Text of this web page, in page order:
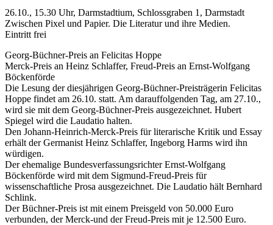
26.10., 15.30 Uhr, Darmstadtium, Schlossgraben 1, Darmstadt
Zwischen Pixel und Papier. Die Literatur und ihre Medien.
Eintritt frei
Georg-Büchner-Preis an Felicitas Hoppe
Merck-Preis an Heinz Schlaffer, Freud-Preis an Ernst-Wolfgang
Böckenförde
Die Lesung der diesjährigen Georg-Büchner-Preisträgerin Felicitas
Hoppe findet am 26.10. statt. Am darauffolgenden Tag, am 27.10.,
wird sie mit dem Georg-Büchner-Preis ausgezeichnet. Hubert
Spiegel wird die Laudatio halten.
Den Johann-Heinrich-Merck-Preis für literarische Kritik und Essay
erhält der Germanist Heinz Schlaffer, Ingeborg Harms wird ihn
würdigen.
Der ehemalige Bundesverfassungsrichter Ernst-Wolfgang
Böckenförde wird mit dem Sigmund-Freud-Preis für
wissenschaftliche Prosa ausgezeichnet. Die Laudatio hält Bernhard
Schlink.
Der Büchner-Preis ist mit einem Preisgeld von 50.000 Euro
verbunden, der Merck-und der Freud-Preis mit je 12.500 Euro.